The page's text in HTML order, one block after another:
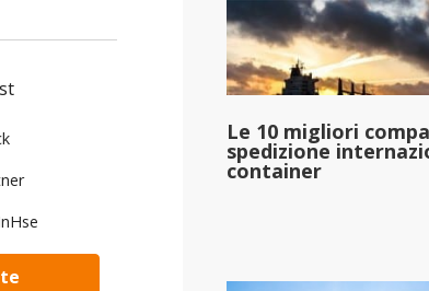
Le 10 migliori
spedizione
container